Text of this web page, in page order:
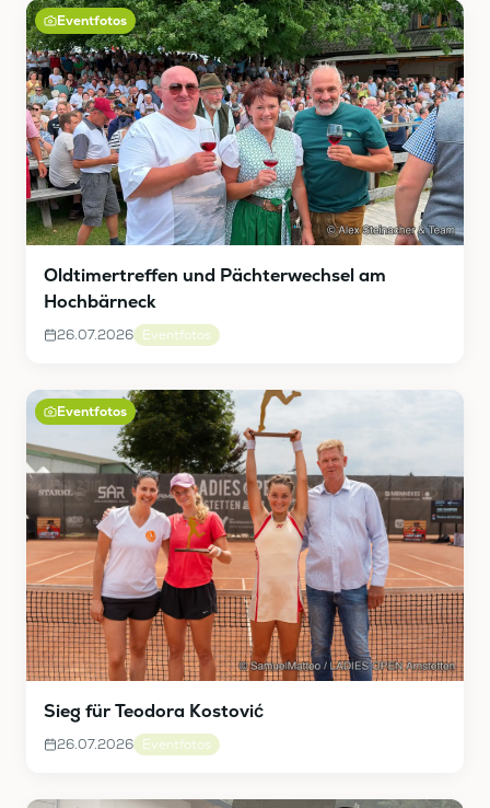
Eventfotos
Oldtimertreffen und Pächterwechsel am
Hochbärneck
26.07.2026 Eventfotos
Eventfotos
Sieg für Teodora Kostović
26.07.2026 Eventfotos